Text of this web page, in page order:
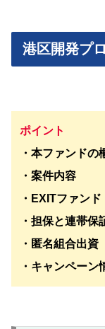
港区開発プ
ポイント
・本ファンドの
・案件内容
・EXITファンド
・担保と連帯保
・ 匿名組合出資
・キャンペーン